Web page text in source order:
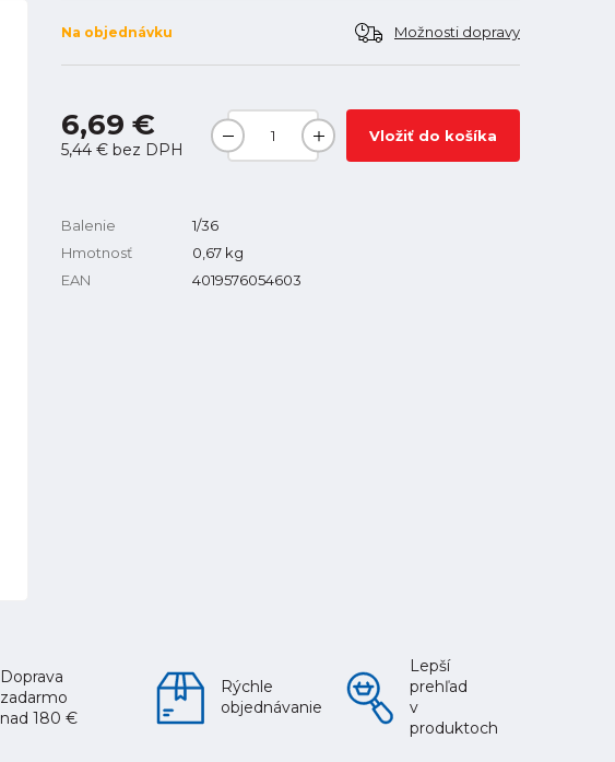
Na objednávku Možnosti dopravy
6,69 €
5,44 € bez DPH
Vložiť do košíka
Balenie
1/36
Hmotnosť
0,67 kg
EAN
4019576054603
Doprava
zadarmo
nad 180 €
Rýchle
objednávanie
Lepší
prehľad
v
produktoch